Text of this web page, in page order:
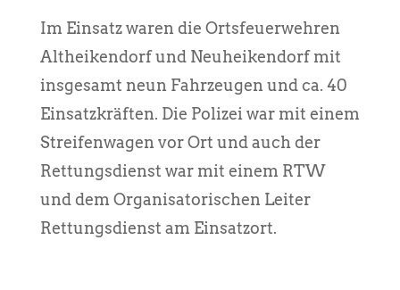
Im Einsatz waren die Ortsfeuerwehren
Altheikendorf und Neuheikendorf mit
insgesamt neun Fahrzeugen und ca. 40
Einsatzkräften. Die Polizei war mit einem
Streifenwagen vor Ort und auch der
Rettungsdienst war mit einem RTW
und dem Organisatorischen Leiter
Rettungsdienst am Einsatzort.